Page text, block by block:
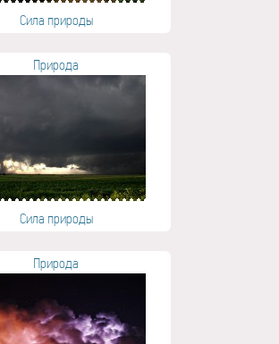
Сила природы
Природа
Сила природы
Природа